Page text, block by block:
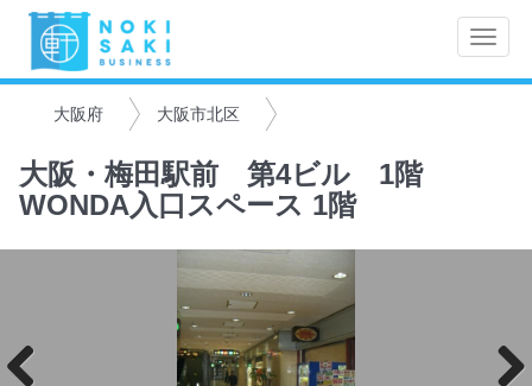
Toggle
大阪府 大阪市北区
大阪・梅田駅前 第4ビル 1階
WONDA入口スペース 1階